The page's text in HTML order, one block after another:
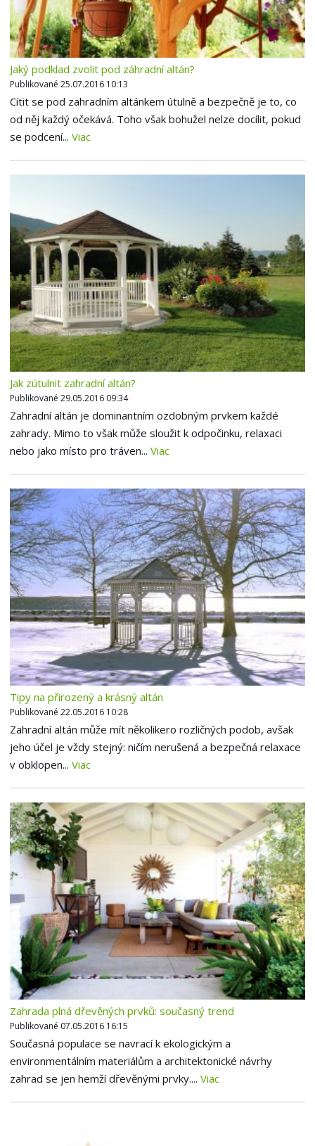
Jaký podklad zvolit pod záhradní altán?
Publikované 25.07.2016 10:13
Cítit se pod zahradním altánkem útulně a bezpečně je to, co
od něj každý očekává. Toho však bohužel nelze docílit, pokud
se podcení... Viac
Jak zútulnit zahradní altán?
Publikované 29.05.2016 09:34
Zahradní altán je dominantním ozdobným prvkem každé
zahrady. Mimo to však může sloužit k odpočinku, relaxaci
nebo jako místo pro tráven... Viac
Tipy na přirozený a krásný altán
Publikované 22.05.2016 10:28
Zahradní altán může mít několikero rozličných podob, avšak
jeho účel je vždy stejný: ničím nerušená a bezpečná relaxace
v obklopen... Viac
Zahrada plná dřevěných prvků: současný trend
Publikované 07.05.2016 16:15
Současná populace se navrací k ekologickým a
environmentálním materiálům a architektonické návrhy
zahrad se jen hemží dřevěnými prvky.... Viac